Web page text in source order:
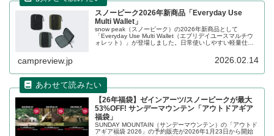
スノーピーク2026年新商品「Everyday Use
Multi Wallet」
snow peak（スノーピーク）の2026年新商品として
「Everyday Use Multi Wallet（エブリデイユースマルチウ
ォレット）」が登場しました。日常使いしやすい軽量仕様
を施したナイロン素材を使用し、ファスナーでスムーズに
campreview.jp 2026.02.14
【26年福袋】ゼインアーツ/スノーピークが最大
53%OFF! サンデーマウンテン「アウトドアギア
福袋」
SUNDAY MOUNTAIN（サンデーマウンテン）の「アウトド
アギア福袋 2026」の予約販売が2026年1月23日から開始